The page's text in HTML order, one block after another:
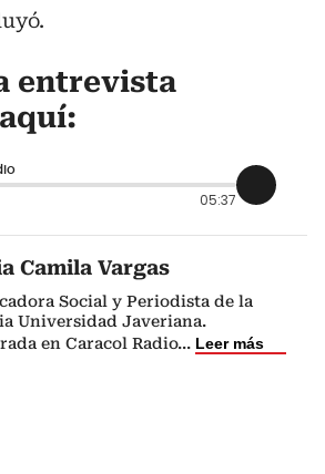
entrevista
05:37
Camila Vargas
Social y Periodista de la
Universidad Javeriana.
en Caracol Radio... Leer más